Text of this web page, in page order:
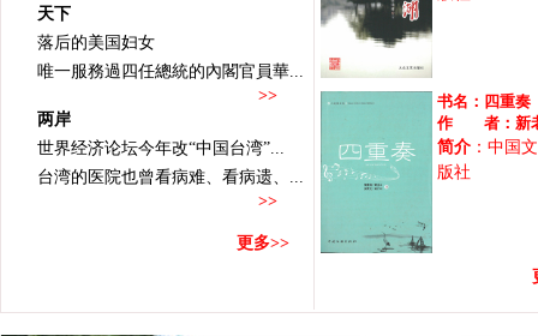
天下
落后的美国妇女
唯一服務過四任總統的內閣官員華...
>>
两岸
世界经济论坛今年改“中国台湾”...
台湾的医院也曾看病难、看病遗、...
>>
更多>>
书名： 四重奏
作 者： 新
简介 ：中国
版社